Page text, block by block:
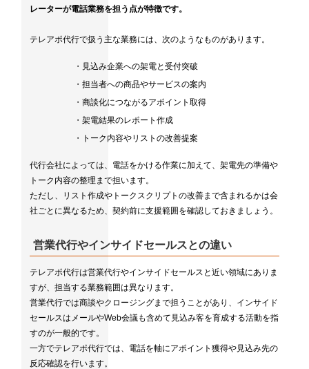
レーターが電話業務を担う点が特徴です。
テレアポ代行で扱う主な業務には、次のようなものがあります。
・見込み企業への架電と受付突破
・担当者への商品やサービスの案内
・商談化につながるアポイント取得
・架電結果のレポート作成
・トーク内容やリストの改善提案
代行会社によっては、電話をかける作業に加えて、架電先の準備や
トーク内容の整理まで担います。
ただし、リスト作成やトークスクリプトの改善まで含まれるかは会
社ごとに異なるため、契約前に支援範囲を確認しておきましょう。
営業代行やインサイドセールスとの違い
テレアポ代行は営業代行やインサイドセールスと近い領域にありま
すが、担当する業務範囲は異なります。
営業代行では商談やクロージングまで担うことがあり、インサイド
セールスはメールやWeb会議も含めて見込み客を育成する活動を指
すのが一般的です。
一方でテレアポ代行では、電話を軸にアポイント獲得や見込み先の
反応確認を行います。